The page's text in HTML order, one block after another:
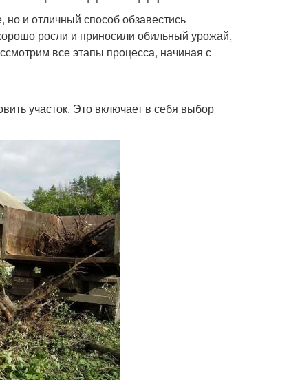
но и отличный способ обзавестись
росли и приносили обильный урожай,
все этапы процесса, начиная с
участок. Это включает в себя выбор